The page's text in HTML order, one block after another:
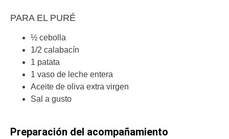
PARA EL PURÉ
½ cebolla
1/2 calabacín
1 patata
1 vaso de leche entera
Aceite de oliva extra virgen
Sal a gusto
Preparación del acompañamiento